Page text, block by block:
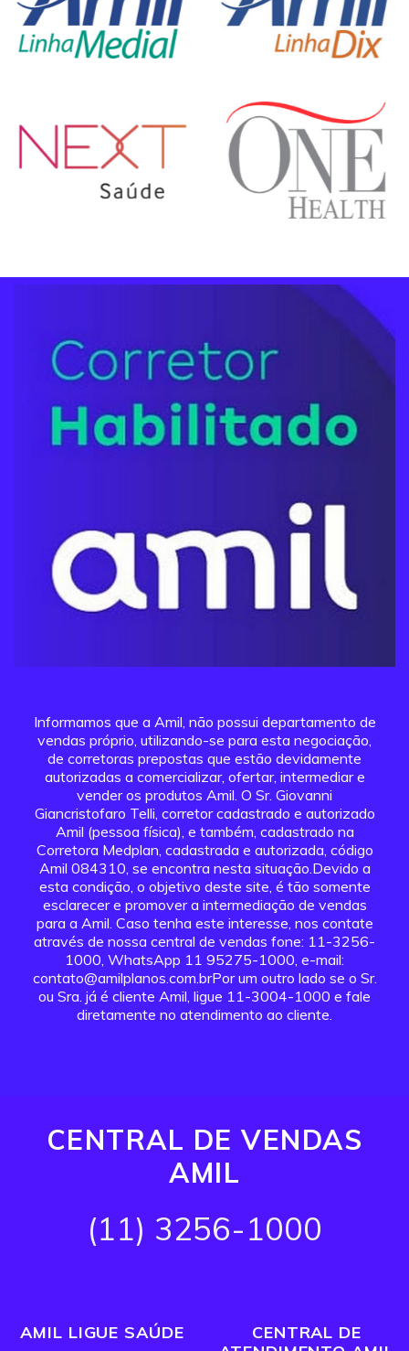
Informamos que a Amil, não possui departamento de
vendas próprio, utilizando-se para esta negociação,
de corretoras prepostas que estão devidamente
autorizadas a comercializar, ofertar, intermediar e
vender os produtos Amil. O Sr. Giovanni
Giancristofaro Telli, corretor cadastrado e autorizado
Amil (pessoa física), e também, cadastrado na
Corretora Medplan, cadastrada e autorizada, código
Amil 084310, se encontra nesta situação.Devido a
esta condição, o objetivo deste site, é tão somente
esclarecer e promover a intermediação de vendas
para a Amil. Caso tenha este interesse, nos contate
através de nossa central de vendas fone: 11-3256-
1000, WhatsApp 11 95275-1000, e-mail:
contato@amilplanos.com.brPor um outro lado se o Sr.
ou Sra. já é cliente Amil, ligue 11-3004-1000 e fale
diretamente no atendimento ao cliente.
CENTRAL DE VENDAS
AMIL
(11) 3256-1000
AMIL LIGUE SAÚDE
CENTRAL DE